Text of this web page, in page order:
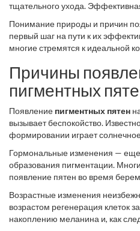
тщательного ухода.
появление новых пятен, но и
Это достигается за счет
кремов с SPF не менее 30,
избеганием длительного
пика.
Понимание природы и причин
первый шаг на пути к их
многие стремятся к идеальной
придавать особый шарм
Причины
пигментных
Появление пигментных пятен
вызывает беспокойство.
формировании играет
который и вызывает затемнение
Особенно это касается людей с
которых выработка меланина
Гормональные изменения —
образования пигментации.
появление пятен во время
известен как "маска
самостоятельно после родов.
требуют дополнительного
Возрастные изменения
возрастом регенерация клеток
накоплению меланина и, как